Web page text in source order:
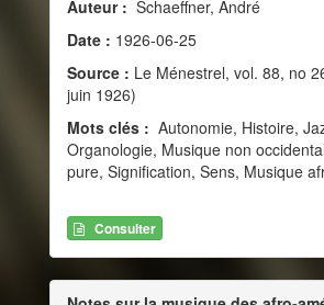
Auteur : Schaeffner, André
Date : 1926-06-25
Source : Le Ménestrel, vol. 88, no
juin 1926)
Mots clés : Autonomie, Histoire,
Organologie, Musique non
pure, Signification, Sens, Musique
Consulter